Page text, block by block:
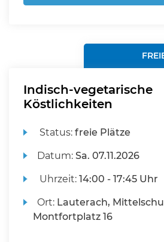
Indisch-vegetarische
Köstlichkeiten
Status:freie Plätze
Datum:Sa. 07.11.2026
Uhrzeit:14:00 - 17:45 Uhr
Ort: Lauterach,
Montfortplatz 16